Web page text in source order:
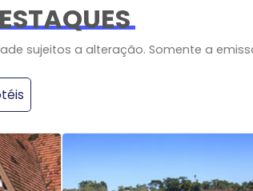
sujeitos a alteração. Somente a